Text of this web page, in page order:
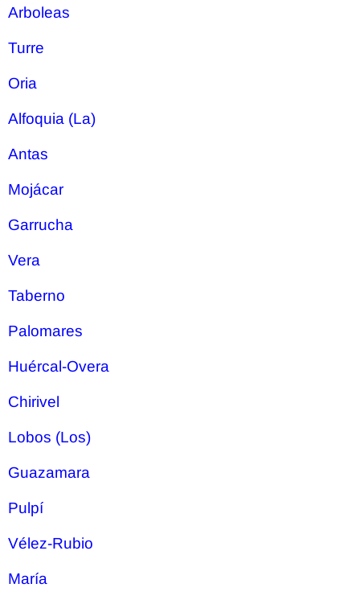
Arboleas
Turre
Oria
Alfoquia (La)
Antas
Mojácar
Garrucha
Vera
Taberno
Palomares
Huércal-Overa
Chirivel
Lobos (Los)
Guazamara
Pulpí
Vélez-Rubio
María